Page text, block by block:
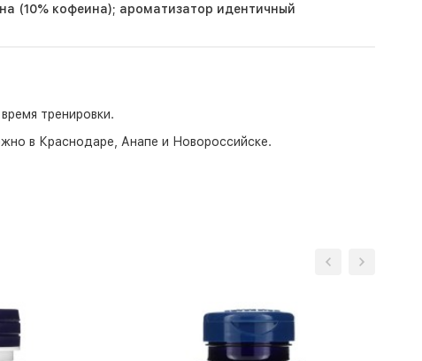
(10% кофеина); ароматизатор идентичный
тренировки.
в Краснодаре, Анапе и Новороссийске.